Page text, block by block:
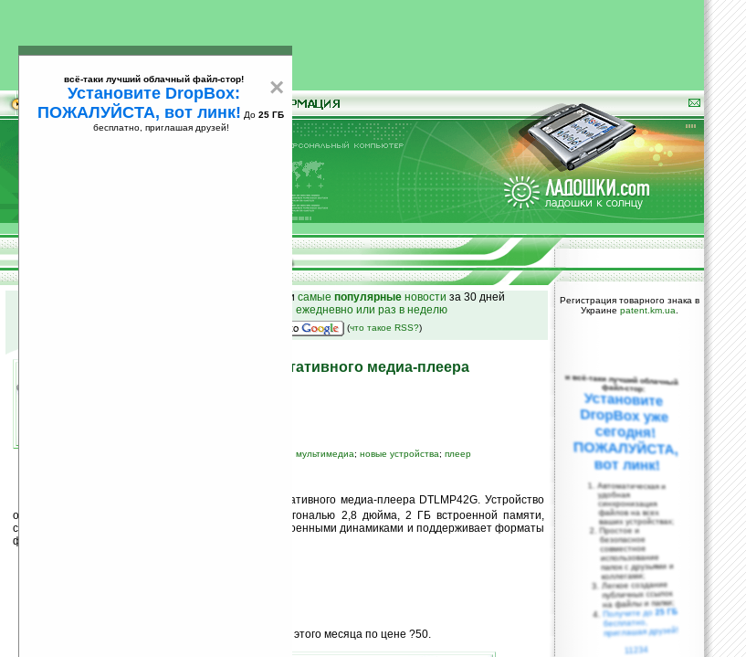
25
и самые популярные новости за 30 дней
на email ежедневно или раз в неделю
(что такое RSS?)
Анонсирован выход портативного медиа-плеера
мультимедиа; новые устройства; плеер
омпания Thanko анонсировала выход портативного медиа-плеера DTLMP42G. Устройство
оснащено широкоформатным LCD-дисплеем с диагональю 2,8 дюйма, 2 ГБ встроенной памяти,
слотом расширения для карт памяти SD/SDHC, встроенными динамиками и поддерживает форматы
файлов AVI, FLV, RM, RMVB, MP3, WMA и JPEG.
Плеер будет доступен для покупки уже в конце этого месяца по цене ?50.
Регистрация товарного знака в
Украине patent.km.ua
×
всё-таки лучший облачный файл-стор!
Установите DropBox:
ПОЖАЛУЙСТА, вот линк! До 25 ГБ
бесплатно, приглашая друзей!
и всё-таки лучший облачный
файл-стор:
Установите
DropBox уже
сегодня!
ПОЖАЛУЙСТА,
вот линк!
Автоматическая и
удобная
синхронизация
файлов на всех
ваших устройствах;
Простое и
безопасное
совместное
использование
папок с друзьями и
коллегами;
Легкое создание
публичных ссылок
на файлы и папки;
Получите до25 ГБ
бесплатно,
приглашая друзей!
11234